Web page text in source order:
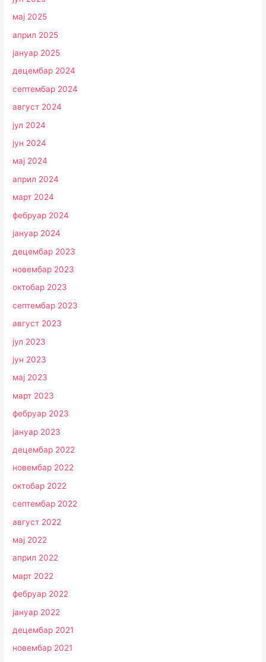
мај 2025
април 2025
јануар 2025
децембар 2024
септембар 2024
август 2024
јул 2024
јун 2024
мај 2024
април 2024
март 2024
фебруар 2024
јануар 2024
децембар 2023
новембар 2023
октобар 2023
септембар 2023
август 2023
јул 2023
јун 2023
мај 2023
март 2023
фебруар 2023
јануар 2023
децембар 2022
новембар 2022
октобар 2022
септембар 2022
август 2022
мај 2022
април 2022
март 2022
фебруар 2022
јануар 2022
децембар 2021
новембар 2021